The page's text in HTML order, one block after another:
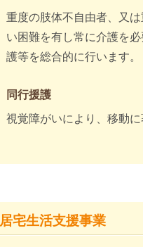
重度の肢体不自由者、又
い困難を有し常に介護を
護等を総合的に行います。
同行援護
視覚障がいにより、移動
居宅生活支援事業